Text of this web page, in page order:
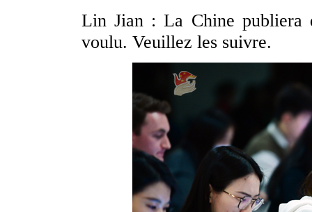
Lin Jian : La Chine publiera
voulu. Veuillez les suivre.